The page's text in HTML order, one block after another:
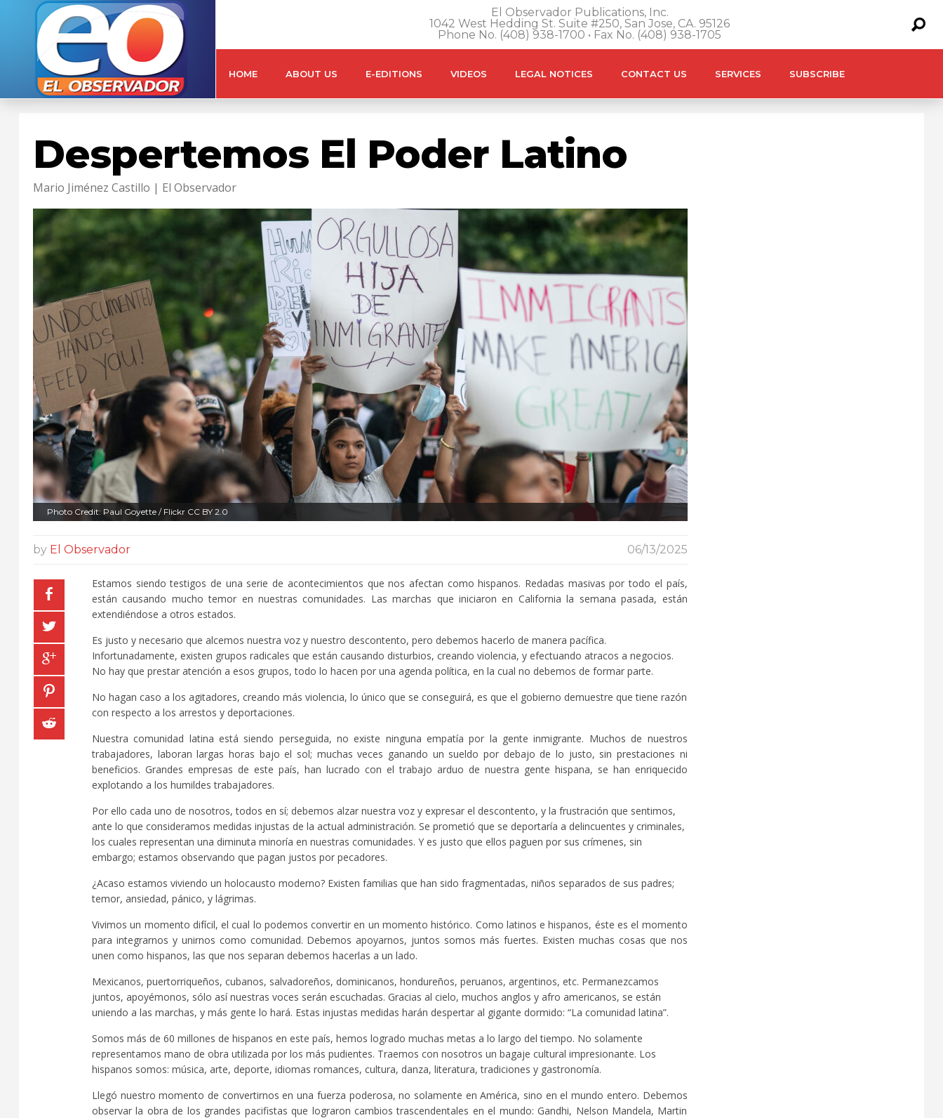
El Observador Publications, Inc.
1042 West Hedding St. Suite #250, San Jose, CA. 95126
Phone No. (408) 938-1700 • Fax No. (408) 938-1705
HOME ABOUT US E-EDITIONS VIDEOS LEGAL NOTICES CONTACT US SERVICES SUBSCRIBE
Despertemos El Poder Latino
Mario Jiménez Castillo | El Observador
Photo Credit: Paul Goyette / Flickr CC BY 2.0
by El Observador 06/13/2025
Estamos siendo testigos de una serie de acontecimientos que nos afectan como hispanos. Redadas masivas por todo el país,
están causando mucho temor en nuestras comunidades. Las marchas que iniciaron en California la semana pasada, están
extendiéndose a otros estados.
Es justo y necesario que alcemos nuestra voz y nuestro descontento, pero debemos hacerlo de manera pacífica.
Infortunadamente, existen grupos radicales que están causando disturbios, creando violencia, y efectuando atracos a negocios.
No hay que prestar atención a esos grupos, todo lo hacen por una agenda política, en la cual no debemos de formar parte.
No hagan caso a los agitadores, creando más violencia, lo único que se conseguirá, es que el gobierno demuestre que tiene razón
con respecto a los arrestos y deportaciones.
Nuestra comunidad latina está siendo perseguida, no existe ninguna empatía por la gente inmigrante. Muchos de nuestros
trabajadores, laboran largas horas bajo el sol; muchas veces ganando un sueldo por debajo de lo justo, sin prestaciones ni
beneficios. Grandes empresas de este país, han lucrado con el trabajo arduo de nuestra gente hispana, se han enriquecido
explotando a los humildes trabajadores.
Por ello cada uno de nosotros, todos en sí; debemos alzar nuestra voz y expresar el descontento, y la frustración que sentimos,
ante lo que consideramos medidas injustas de la actual administración. Se prometió que se deportaría a delincuentes y criminales,
los cuales representan una diminuta minoría en nuestras comunidades. Y es justo que ellos paguen por sus crímenes, sin
embargo; estamos observando que pagan justos por pecadores.
¿Acaso estamos viviendo un holocausto moderno? Existen familias que han sido fragmentadas, niños separados de sus padres;
temor, ansiedad, pánico, y lágrimas.
Vivimos un momento difícil, el cual lo podemos convertir en un momento histórico. Como latinos e hispanos, éste es el momento
para integrarnos y unirnos como comunidad. Debemos apoyarnos, juntos somos más fuertes. Existen muchas cosas que nos
unen como hispanos, las que nos separan debemos hacerlas a un lado.
Mexicanos, puertorriqueños, cubanos, salvadoreños, dominicanos, hondureños, peruanos, argentinos, etc. Permanezcamos
juntos, apoyémonos, sólo así nuestras voces serán escuchadas. Gracias al cielo, muchos anglos y afro americanos, se están
uniendo a las marchas, y más gente lo hará. Estas injustas medidas harán despertar al gigante dormido: “La comunidad latina”.
Somos más de 60 millones de hispanos en este país, hemos logrado muchas metas a lo largo del tiempo. No solamente
representamos mano de obra utilizada por los más pudientes. Traemos con nosotros un bagaje cultural impresionante. Los
hispanos somos: música, arte, deporte, idiomas romances, cultura, danza, literatura, tradiciones y gastronomía.
Llegó nuestro momento de convertirnos en una fuerza poderosa, no solamente en América, sino en el mundo entero. Debemos
observar la obra de los grandes pacifistas que lograron cambios trascendentales en el mundo: Gandhi, Nelson Mandela, Martin